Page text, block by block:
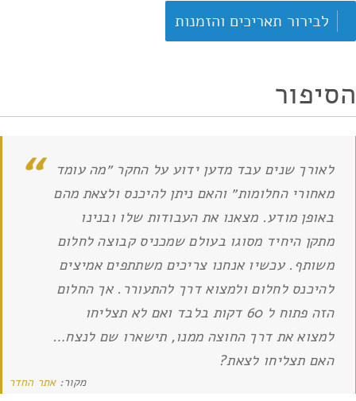
לבירור תאריכים והזמנות
הסיפור
לאורך שנים עבד מדען ידוע על החקר ״מה עומד
מאחורי החלומות״ והאם ניתן להיכנס ולצאת מהם
באופן מודע. מצאנו את העבודות שלו ובנינו
מתקן היחיד מסוגו בעולם שמכניס קבוצה לחלום
משותף. עכשיו אנחנו צריכים משתתפים אמיצים
להיכנס לחלום ולמצוא דרך להתעורר. אך החלום
הזה פתוח ל 60 דקות בלבד ואם לא תצליחו
למצוא את דרך החוצה ממנו, תישארו שם לנצח…
האם תצליחו לצאת?
מקור:אתר החדר